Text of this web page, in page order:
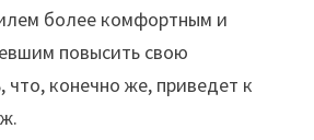
более комфортным и
повысить свою
что, конечно же, приведет к